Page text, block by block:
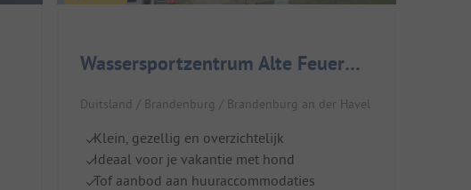
Wassersportzentrum Alte Feuerwache
Duitsland / Brandenburg / Brandenburg an der Havel
Klein, gezellig en overzichtelijk
Ideaal voor je vakantie met hond
Tof aanbod aan huuraccommodaties